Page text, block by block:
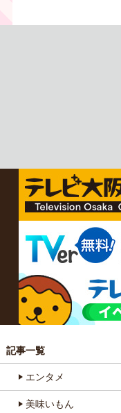
記事一覧
エンタメ
美味いもん